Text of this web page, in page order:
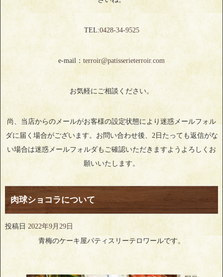
TEL:0428‐34‐9525
e-mail： terroir@patisserieterroir.com
お気軽にご相談ください。
尚、当店からのメールがお客様の設定状態により迷惑メールフォル
ダに届く場合がございます。お問い合わせ後、2日たっても返信がな
い場合は迷惑メールフォルダもご確認いただきますようよろしくお
願いいたします。
肉球ショコラについて
投稿日 2022年9月29日
青梅のケーキ屋パティスリーテロワールです。